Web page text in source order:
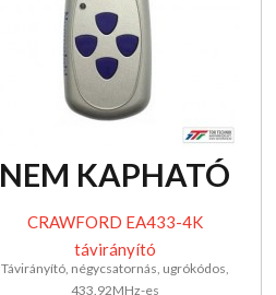
NEM KAPHATÓ
CRAWFORD EA433-4K
távirányító
Távirányító, négycsatornás, ugrókódos,
433.92MHz-es